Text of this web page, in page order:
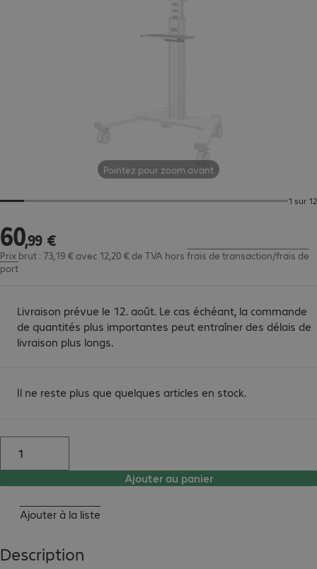
Pointez pour zoom avant
1 sur 12
60,99 €
60,99 €
Prix brut : 73,19 € avec 12,20 € de TVA hors frais de transaction/frais de
port
Livraison prévue le 12. août. Le cas échéant, la commande
de quantités plus importantes peut entraîner des délais de
livraison plus longs.
Il ne reste plus que quelques articles en stock.
Ajouter au panier
Ajouter à la liste
Description